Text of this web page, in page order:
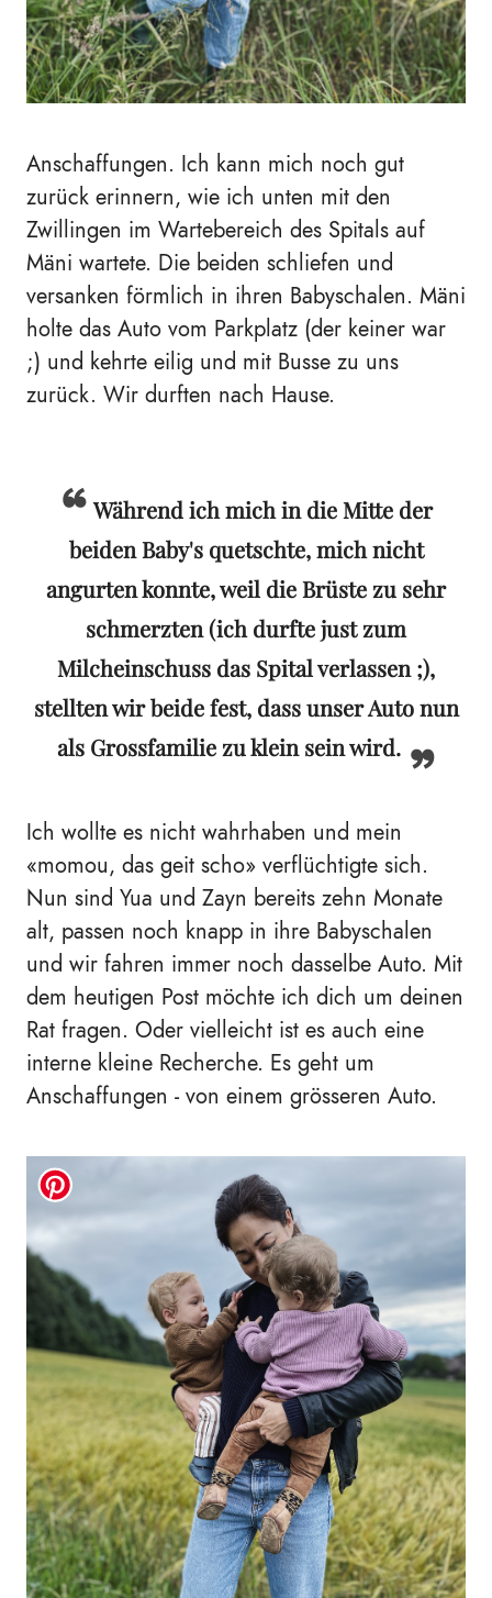
Anschaffungen. Ich kann mich noch gut
zurück erinnern, wie ich unten mit den
Zwillingen im Wartebereich des Spitals auf
Mäni wartete. Die beiden schliefen und
versanken förmlich in ihren Babyschalen. Mäni
holte das Auto vom Parkplatz (der keiner war
;) und kehrte eilig und mit Busse zu uns
zurück. Wir durften nach Hause.
Während ich mich in die Mitte der
beiden Baby's quetschte, mich nicht
angurten konnte, weil die Brüste zu sehr
schmerzten (ich durfte just zum
Milcheinschuss das Spital verlassen ;),
stellten wir beide fest, dass unser Auto nun
als Grossfamilie zu klein sein wird.
Ich wollte es nicht wahrhaben und mein
«momou, das geit scho» verflüchtigte sich.
Nun sind Yua und Zayn bereits zehn Monate
alt, passen noch knapp in ihre Babyschalen
und wir fahren immer noch dasselbe Auto. Mit
dem heutigen Post möchte ich dich um deinen
Rat fragen. Oder vielleicht ist es auch eine
interne kleine Recherche. Es geht um
Anschaffungen - von einem grösseren Auto.